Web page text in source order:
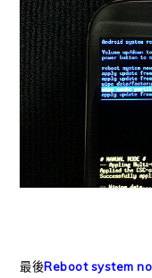
最後Reboot system